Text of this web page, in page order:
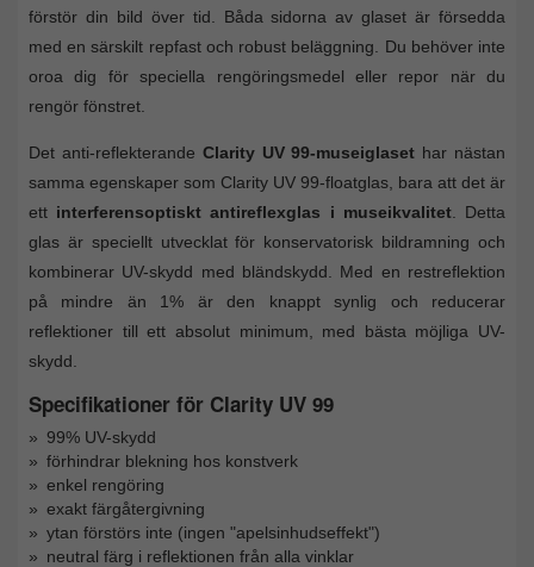
förstör din bild över tid. Båda sidorna av glaset är försedda
med en särskilt repfast och robust beläggning. Du behöver inte
oroa dig för speciella rengöringsmedel eller repor när du
rengör fönstret.
Det anti-reflekterande Clarity UV 99-museiglaset har nästan
samma egenskaper som Clarity UV 99-floatglas, bara att det är
ett interferensoptiskt antireflexglas i museikvalitet. Detta
glas är speciellt utvecklat för konservatorisk bildramning och
kombinerar UV-skydd med bländskydd. Med en restreflektion
på mindre än 1% är den knappt synlig och reducerar
reflektioner till ett absolut minimum, med bästa möjliga UV-
skydd.
Specifikationer för Clarity UV 99
99% UV-skydd
förhindrar blekning hos konstverk
enkel rengöring
exakt färgåtergivning
ytan förstörs inte (ingen "apelsinhudseffekt")
neutral färg i reflektionen från alla vinklar